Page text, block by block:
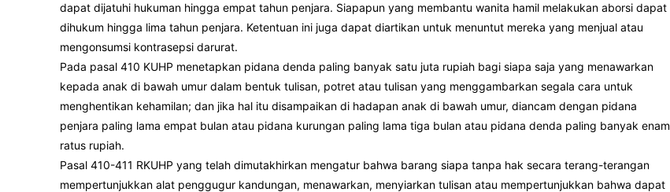
dapat dijatuhi hukuman hingga empat tahun penjara. Siapapun yang membantu wanita hamil melakukan aborsi dapat
dihukum hingga lima tahun penjara. Ketentuan ini juga dapat diartikan untuk menuntut mereka yang menjual atau
mengonsumsi kontrasepsi darurat.
Pada pasal 410 KUHP menetapkan pidana denda paling banyak satu juta rupiah bagi siapa saja yang menawarkan
kepada anak di bawah umur dalam bentuk tulisan, potret atau tulisan yang menggambarkan segala cara untuk
menghentikan kehamilan; dan jika hal itu disampaikan di hadapan anak di bawah umur, diancam dengan pidana
penjara paling lama empat bulan atau pidana kurungan paling lama tiga bulan atau pidana denda paling banyak enam
ratus rupiah.
Pasal 410-411 RKUHP yang telah dimutakhirkan mengatur bahwa barang siapa tanpa hak secara terang-terangan
mempertunjukkan alat penggugur kandungan, menawarkan, menyiarkan tulisan atau mempertunjukkan bahwa dapat